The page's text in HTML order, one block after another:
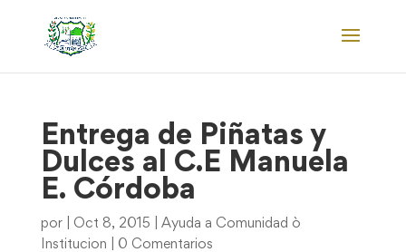
Entrega de Piñatas y
Dulces al C.E Manuela
E. Córdoba
por Oct 8, 2015
Ayuda a Comunidad ò
Institucion
0 Comentarios